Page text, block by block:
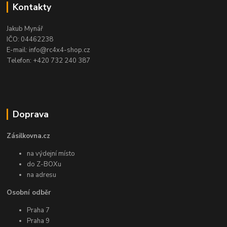
Kontakty
Jakub Mynář
IČO: 04462238
E-mail: info@rc4x4-shop.cz
Telefon: +420 732 240 387
Doprava
Zásilkovna.cz
na výdejní místo
do Z-BOXu
na adresu
Osobní odběr
Praha 7
Praha 9